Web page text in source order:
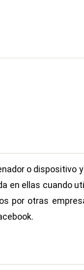
o dispositivo
en ellas cuando
por otras